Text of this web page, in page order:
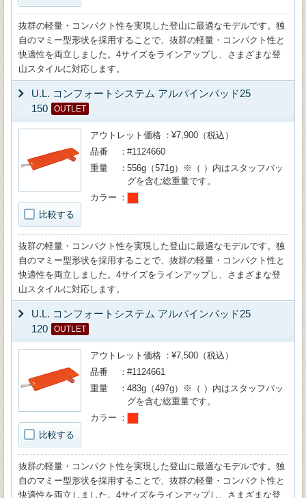
抜群の軽量・コンパクト性を実現した登山に最適なモデルです。独
自のマミー型形状を採用することで、抜群の軽量・コンパクト性と
快適性を両立しました。4サイズをラインアップし、さまざまな登
山スタイルに対応します。
U.L. コンフォートシステム アルパインパッド25
150
OUTLET
比較する
アウトレット価格
¥7,900（税込）
品番
#1124660
重量
556g（571g）※（ ）内はスタッフバッ
グを含む総重量です。
カラー
抜群の軽量・コンパクト性を実現した登山に最適なモデルです。独
自のマミー型形状を採用することで、抜群の軽量・コンパクト性と
快適性を両立しました。4サイズをラインアップし、さまざまな登
山スタイルに対応します。
U.L. コンフォートシステム アルパインパッド25
120
OUTLET
比較する
アウトレット価格
¥7,500（税込）
品番
#1124661
重量
483g（497g）※（ ）内はスタッフバッ
グを含む総重量です。
カラー
抜群の軽量・コンパクト性を実現した登山に最適なモデルです。独
自のマミー型形状を採用することで、抜群の軽量・コンパクト性と
快適性を両立しました。4サイズをラインアップし、さまざまな登